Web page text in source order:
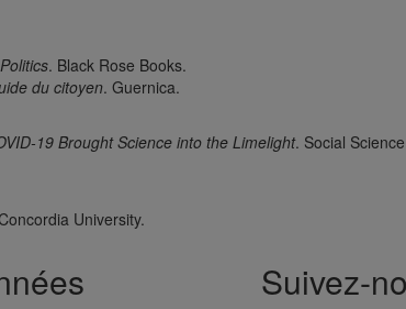
. Black Rose Books.
du citoyen. Guernica.
19 Brought Science into the Limelight. Social
University.
Suivez-